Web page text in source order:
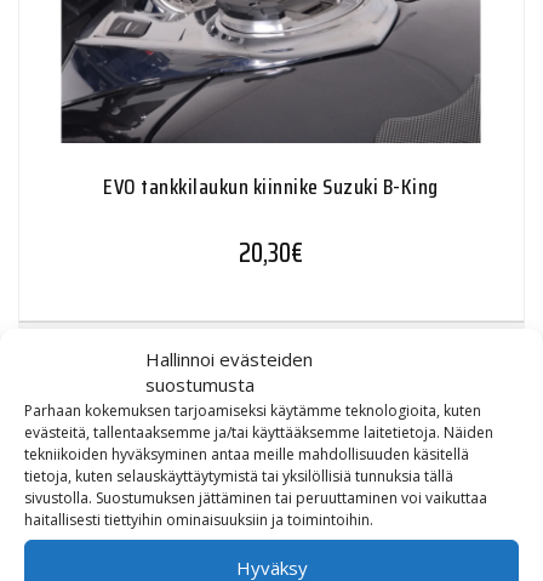
Hallinnoi evästeiden
suostumusta
Parhaan kokemuksen tarjoamiseksi käytämme teknologioita, kuten
evästeitä, tallentaaksemme ja/tai käyttääksemme laitetietoja. Näiden
tekniikoiden hyväksyminen antaa meille mahdollisuuden käsitellä
tietoja, kuten selauskäyttäytymistä tai yksilöllisiä tunnuksia tällä
sivustolla. Suostumuksen jättäminen tai peruuttaminen voi vaikuttaa
haitallisesti tiettyihin ominaisuuksiin ja toimintoihin.
Hyväksy
EVO tankkilaukun kiinnike Suzuki B-King
20,30€
TUOTTEET
Ajovarusteet